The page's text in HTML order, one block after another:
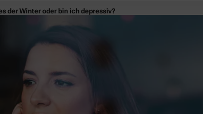
der Winter oder bin ich depressiv?